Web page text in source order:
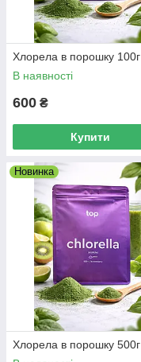
Хлорела в порошку 100г
В наявності
600 ₴
Купити
Новинка
Хлорела в порошку 500г